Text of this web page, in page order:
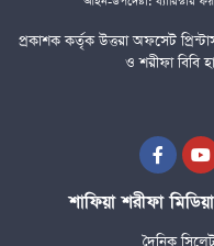
প্রকাশক কর্তৃক উত্তরা অফসেট
ও শরীফা বিবি
শাফিয়া শরীফা